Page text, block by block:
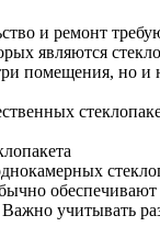
и ремонт
являются
помещения, но и
учитывать